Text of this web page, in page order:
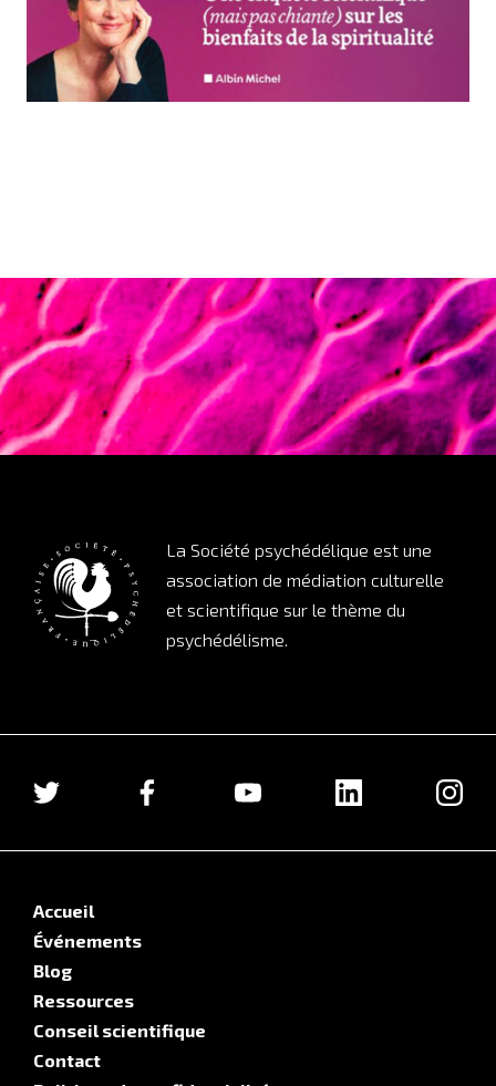
La Société psychédélique est une
association de médiation culturelle
et scientifique sur le thème du
psychédélisme.
Accueil
Événements
Blog
Ressources
Conseil scientifique
Contact